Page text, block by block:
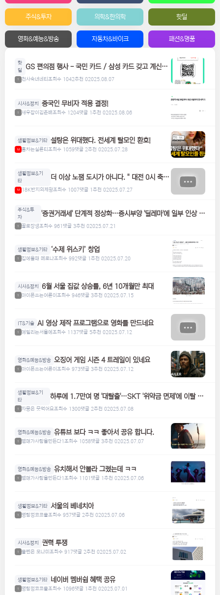
주식&투자 의학&한의학 핫딜
영화&예능&방송 자동차&바이크 패션&명품
핫
딜
GS 편의점 행사 - 국민 카드 / 삼성 카드 갖고 계신분
1 천사숙녀네티조회수 1042추천 02025.08.07
시사&정치 중국인 무비자 적용 결정!
1 새우잡이김춘배조회수 1204댓글 1추천 02025.08.06
생활정보&기타 설탕은 위대했다. 전세계 탈모인 환호!
M 홍차는실론티조회수 1059댓글 2추천 02025.07.28
생활정보&기
타
더 이상 노잼 도시가 아니다. " 대전 0시 축
M 18K반지의제왕조회수 1007댓글 1추천 02025.07.27
주식&투
자
'증권거래세' 단계적 정상화…증시부양 '딜레마'에 일부 인상 검
1 꿀로장생조회수 961댓글 3추천 02025.07.21
생활정보&기타 ‘수제 위스키’ 창업
1 집에올때 메로나조회수 992댓글 1추천 02025.07.20
시사&정치 6월 서울 집값 상승률, 6년 10개월만 최대
1 아이폰쓰는어른이 조회수 946댓글 3추천 02025.07.15
IT&기술 AI 영상 제작 프로그램으로 영화를 만드네요
1 에밀리는서울에 조회수 1137댓글 5추천 02025.07.12
영화&예능&방송 오징어 게임 시즌 4 트레일이 있네요
1 아이폰쓰는어른이 조회수 973댓글 3추천 02025.07.12
생활정보&기
타
하루에 1.7만여 명 '대탈출'…SKT '위약금 면제'에 이탈 급
1 자몽은 못먹어요조회수 1300댓글 2추천 02025.07.08
영화&예능&방송 유튜브 보다 ㅋㅋ 좋아서 공유 합니다.
1 맴매가사람을만든다1조회수 1058댓글 3추천 02025.07.07
영화&예능&방송 유치해서 안볼라 그랬는데 ㅋㅋ
1 맴매가사람을만든다1조회수 1101댓글 1추천 02025.07.06
생활정보&기타 서울의 베네치아
1 명탐정코코볼조회수 957댓글 2추천 02025.07.06
시사&정치 권력 투쟁
1 볼펜은 모나미 조회수 917댓글 2추천 02025.07.02
생활정보&기타 네이버 멤버쉽 혜택 공유
1 명탐정코코볼조회수 1096댓글 1추천 02025.07.01